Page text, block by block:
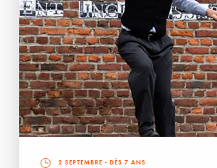
2 SEPTEMBRE - DÈS 7 ANS